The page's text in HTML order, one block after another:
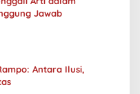
Jawab
Antara Ilusi,